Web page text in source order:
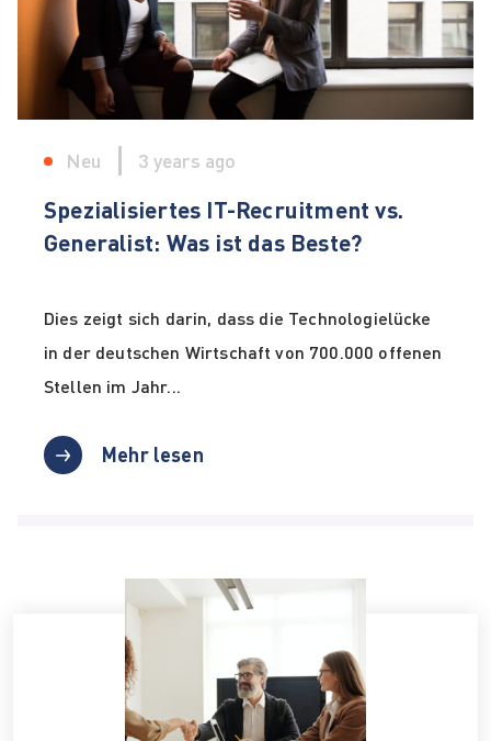
Neu 3 years ago
Spezialisiertes IT-Recruitment vs.
Generalist: Was ist das Beste?
Dies zeigt sich darin, dass die Technologielücke
in der deutschen Wirtschaft von 700.000 offenen
Stellen im Jahr...
Mehr lesen